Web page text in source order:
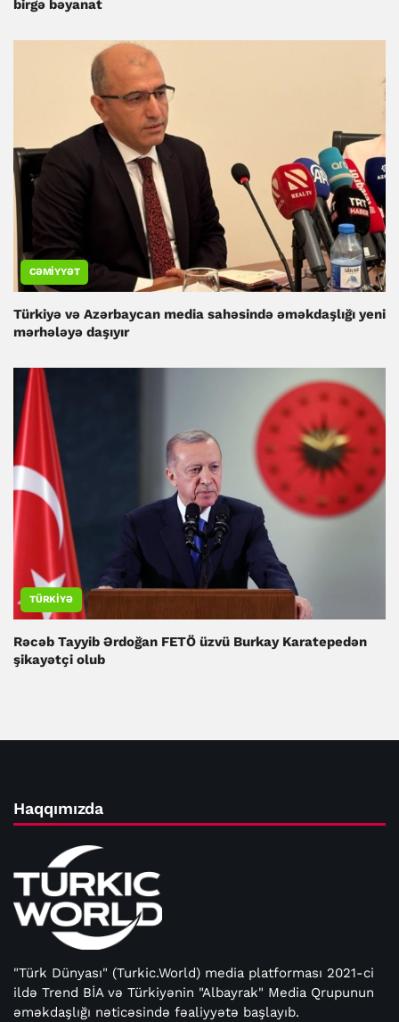
birgə bəyanat
CƏMIYYƏT
Türkiyə və Azərbaycan media sahəsində əməkdaşlığı yeni
mərhələyə daşıyır
TÜRKIYƏ
Rəcəb Tayyib Ərdoğan FETÖ üzvü Burkay Karatepedən
şikayətçi olub
Haqqımızda
"Türk Dünyası" (Turkic.World) media platforması 2021-ci
ildə Trend BİA və Türkiyənin "Albayrak" Media Qrupunun
əməkdaşlığı nəticəsində fəaliyyətə başlayıb.